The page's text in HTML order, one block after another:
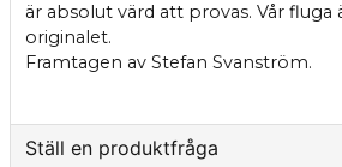
är absolut värd att provas. Vår fluga
originalet.
Framtagen av Stefan Svanström.
Ställ en produktfråga